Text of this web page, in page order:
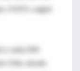
53.011, según
cada 200
Chile, donde